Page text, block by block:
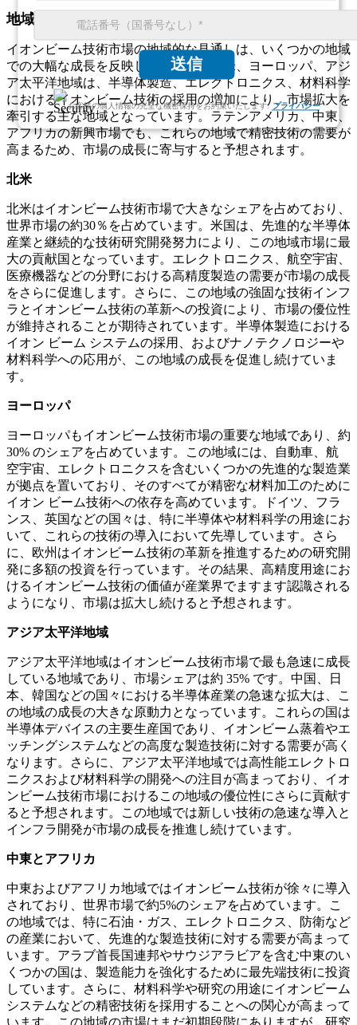
送信
お客様の個人情報の完全な機密保持をお約束いたします. プライバシー
地域別の見通し
イオンビーム技術市場の地域的な見通しは、いくつかの地域
での大幅な成長を反映しています。北米、ヨーロッパ、アジ
ア太平洋地域は、半導体製造、エレクトロニクス、材料科学
におけるイオンビーム技術の採用の増加により、市場拡大を
牽引する主な地域となっています。ラテンアメリカ、中東、
アフリカの新興市場でも、これらの地域で精密技術の需要が
高まるため、市場の成長に寄与すると予想されます。
北米
北米はイオンビーム技術市場で大きなシェアを占めており、
世界市場の約30％を占めています。米国は、先進的な半導体
産業と継続的な技術研究開発努力により、この地域市場に最
大の貢献国となっています。エレクトロニクス、航空宇宙、
医療機器などの分野における高精度製造の需要が市場の成長
をさらに促進します。さらに、この地域の強固な技術インフ
ラとイオンビーム技術の革新への投資により、市場の優位性
が維持されることが期待されています。半導体製造における
イオン ビーム システムの採用、およびナノテクノロジーや
材料科学への応用が、この地域の成長を促進し続けていま
す。
ヨーロッパ
ヨーロッパもイオンビーム技術市場の重要な地域であり、約
30% のシェアを占めています。この地域には、自動車、航
空宇宙、エレクトロニクスを含むいくつかの先進的な製造業
が拠点を置いており、そのすべてが精密な材料加工のために
イオン ビーム技術への依存を高めています。ドイツ、フラ
ンス、英国などの国々は、特に半導体や材料科学の用途にお
いて、これらの技術の導入において先導しています。さら
に、欧州はイオンビーム技術の革新を推進するための研究開
発に多額の投資を行っています。その結果、高精度用途にお
けるイオンビーム技術の価値が産業界でますます認識される
ようになり、市場は拡大し続けると予想されます。
アジア太平洋地域
アジア太平洋地域はイオンビーム技術市場で最も急速に成長
している地域であり、市場シェアは約 35% です。中国、日
本、韓国などの国々における半導体産業の急速な拡大は、こ
の地域の成長の大きな原動力となっています。これらの国は
半導体デバイスの主要生産国であり、イオンビーム蒸着やエ
ッチングシステムなどの高度な製造技術に対する需要が高く
なります。さらに、アジア太平洋地域では高性能エレクトロ
ニクスおよび材料科学の開発への注目が高まっており、イオ
ンビーム技術市場におけるこの地域の優位性にさらに貢献す
ると予想されます。この地域では新しい技術の急速な導入と
インフラ開発が市場の成長を推進し続けています。
中東とアフリカ
中東およびアフリカ地域ではイオンビーム技術が徐々に導入
されており、世界市場で約5%のシェアを占めています。こ
の地域では、特に石油・ガス、エレクトロニクス、防衛など
の産業において、先進的な製造技術に対する需要が高まって
います。アラブ首長国連邦やサウジアラビアを含む中東のい
くつかの国は、製造能力を強化するために最先端技術に投資
しています。さらに、材料科学や研究の用途にイオンビーム
システムなどの精密技術を採用することへの関心が高まって
います。この地域の市場はまだ初期段階にありますが、研究